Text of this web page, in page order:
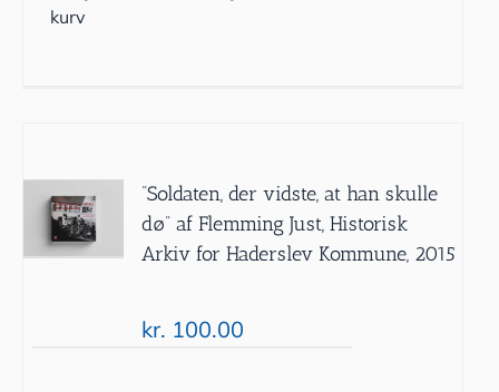
kurv
”Soldaten, der vidste, at han skulle
dø” af Flemming Just, Historisk
Arkiv for Haderslev Kommune, 2015
kr. 100.00